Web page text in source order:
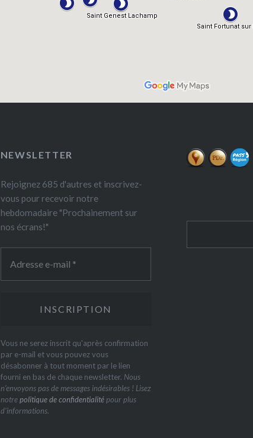
NEWSLETTER
Rejoignez 685 d'autres et inscrivez-
vous pour recevoir notre
hebdomadaire "Prochainement sur
nos écrans!"
Vous ne serez inscrit qu'après confirmation
par e-mail et vous pouvez vous
désabonner à tout moment par le lien
fourni en bas de chaque newsletter. Nous
n’envoyons pas de messages indésirables ! Lisez
notrepolitique de confidentialitépour plus
d’informations.